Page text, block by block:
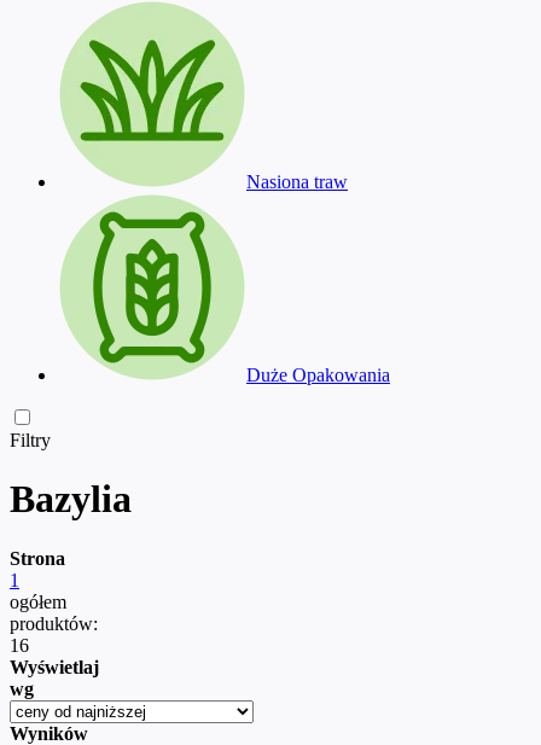
Nasiona traw
Duże Opakowania
Filtry
Bazylia
Strona
1
ogółem
produktów:
16
Wyświetlaj
wg
Wyników